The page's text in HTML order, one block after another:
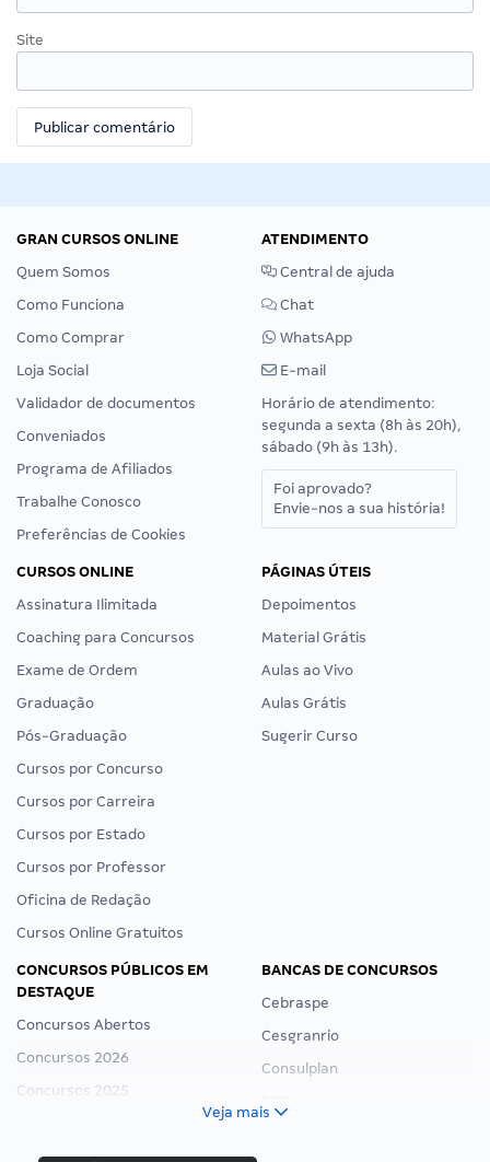
Site
GRAN CURSOS ONLINE
Quem Somos
Como Funciona
Como Comprar
Loja Social
Validador de documentos
Conveniados
Programa de Afiliados
Trabalhe Conosco
Preferências de Cookies
ATENDIMENTO
Central de ajuda
Chat
WhatsApp
E-mail
Horário de atendimento:
segunda a sexta (8h às 20h),
sábado (9h às 13h).
Foi aprovado?
Envie-nos a sua história!
CURSOS ONLINE
Assinatura Ilimitada
Coaching para Concursos
Exame de Ordem
Graduação
Pós-Graduação
Cursos por Concurso
Cursos por Carreira
Cursos por Estado
Cursos por Professor
Oficina de Redação
Cursos Online Gratuitos
PÁGINAS ÚTEIS
Depoimentos
Material Grátis
Aulas ao Vivo
Aulas Grátis
Sugerir Curso
CONCURSOS PÚBLICOS EM
DESTAQUE
Concursos Abertos
Concursos 2026
Concursos 2025
Concurso Ibama
BANCAS DE CONCURSOS
Cebraspe
Cesgranrio
Consulplan
Veja mais